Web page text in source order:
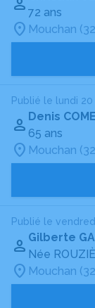
72 ans
Mouchan
Publié le lundi
Denis
65 ans
Mouchan
Publié le
Gilberte
Née
Mouchan